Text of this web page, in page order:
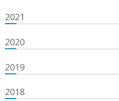
2021
2020
2019
2018